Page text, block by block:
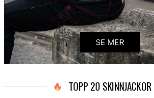
SE MER
TOPP 20 SKINNJACKOR